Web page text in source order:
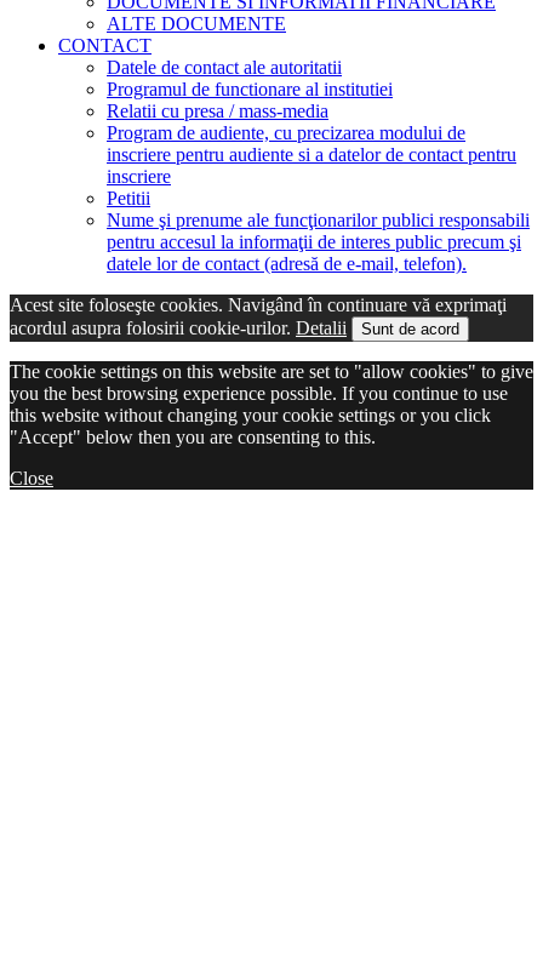
ALTE DOCUMENTE
CONTACT
Datele de contact ale autoritatii
Programul de functionare al institutiei
Relatii cu presa / mass-media
Program de audiente, cu precizarea modului de
inscriere pentru audiente si a datelor de contact pentru
inscriere
Petitii
Nume şi prenume ale funcţionarilor publici responsabili
pentru accesul la informaţii de interes public precum şi
datele lor de contact (adresă de e-mail, telefon).
Acest site foloseşte cookies. Navigând în continuare vă exprimaţi
acordul asupra folosirii cookie-urilor. Detalii Sunt de acord
The cookie settings on this website are set to "allow cookies" to give
you the best browsing experience possible. If you continue to use
this website without changing your cookie settings or you click
"Accept" below then you are consenting to this.
Close